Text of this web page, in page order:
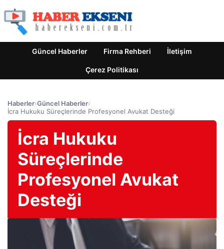
Güncel Haberler Firma Rehberi İletişim
Çerez Politikası
Haberler›Güncel Haberler›
İcra Hukuku Süreçlerinde Profesyonel Avukat Desteği
İcra Hukuku
Süreçlerinde
Profesyonel Avukat
Desteği